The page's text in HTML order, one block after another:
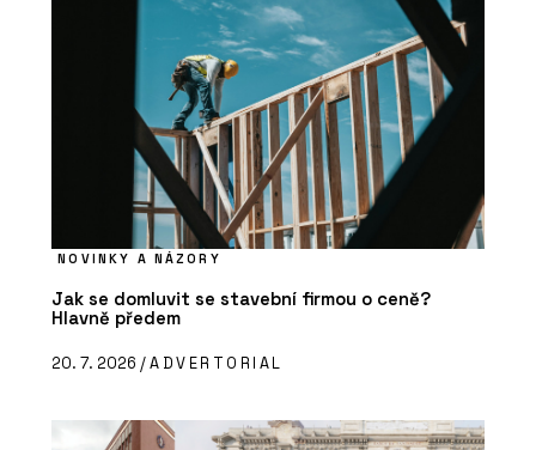
NOVINKY A NÁZORY
Jak se domluvit se stavební firmou o ceně?
Hlavně předem
20. 7. 2026 /ADVERTORIAL